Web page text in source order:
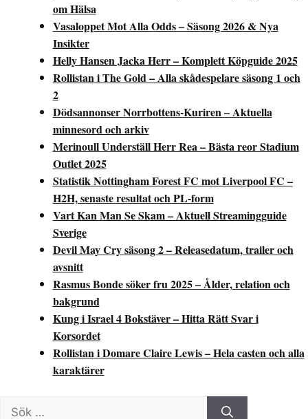
om Hälsa
Vasaloppet Mot Alla Odds – Säsong 2026 & Nya
Insikter
Helly Hansen Jacka Herr – Komplett Köpguide 2025
Rollistan i The Gold – Alla skådespelare säsong 1 och
2
Dödsannonser Norrbottens-Kuriren – Aktuella
minnesord och arkiv
Merinoull Underställ Herr Rea – Bästa reor Stadium
Outlet 2025
Statistik Nottingham Forest FC mot Liverpool FC –
H2H, senaste resultat och PL-form
Vart Kan Man Se Skam – Aktuell Streamingguide
Sverige
Devil May Cry säsong 2 – Releasedatum, trailer och
avsnitt
Rasmus Bonde söker fru 2025 – Ålder, relation och
bakgrund
Kung i Israel 4 Bokstäver – Hitta Rätt Svar i
Korsordet
Rollistan i Domare Claire Lewis – Hela casten och alla
karaktärer
Sök